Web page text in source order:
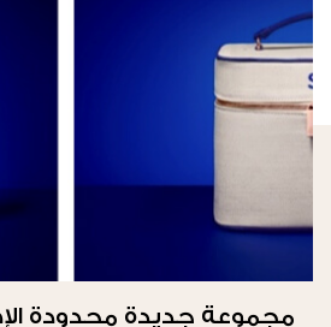
ﻣﺠﻤﻮﻋﺔ جديدة ﻣﺤﺪودة